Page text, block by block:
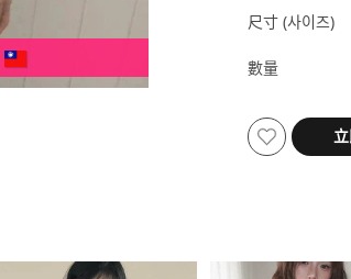
尺寸 (사이즈)
數量